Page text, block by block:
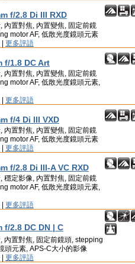
f/2.8 Di III RXD
內置對焦, 內置變焦, 固定前鏡
motor AF, 低散光度鏡頭元素
更多評語
f/1.8 DC Art
內置對焦, 內置變焦, 固定前鏡
motor AF, 低散光度鏡頭元素,
更多評語
f/4 Di III VXD
內置對焦, 內置變焦, 固定前鏡
motor AF, 低散光度鏡頭元素
更多評語
f/2.8 Di III-A VC RXD
穩定影像, 內置對焦, 固定前鏡
motor AF, 低散光度鏡頭元素,
更多評語
f/2.8 DC DN | C
內置對焦, 固定前鏡頭, stepping
頭元素, APS-C大小的影像
更多評語